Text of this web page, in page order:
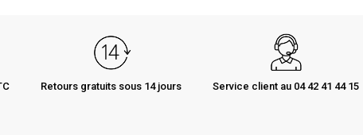
Retours gratuits sous 14 jours Service client au 04 42 41 44 15